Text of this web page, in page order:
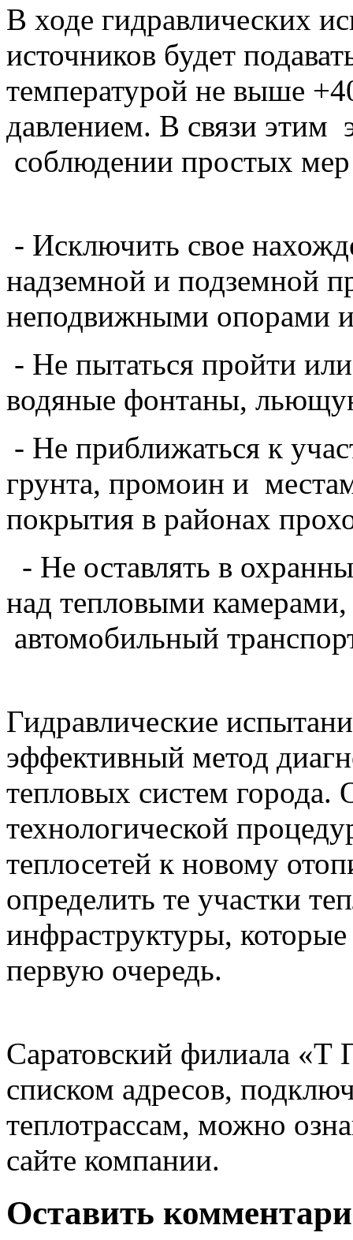
В ходе гидравлических
источников будет
температурой не выше
давлением. В связи этим
соблюдении простых
- Исключить свое
надземной и подземной
неподвижными опорами
- Не пытаться пройти
водяные фонтаны,
- Не приближаться к
грунта, промоин и
покрытия в районах
- Не оставлять в
над тепловыми
автомобильный
Гидравлические
эффективный метод
тепловых систем
технологической
теплосетей к новому
определить те участки
инфраструктуры,
первую очередь.
Саратовский филиала «Т
списком адресов,
теплотрассам, можно
сайте компании.
Оставить